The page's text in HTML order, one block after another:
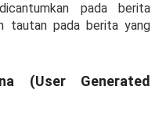
pada berita
tautan pada berita yang
(User Generated